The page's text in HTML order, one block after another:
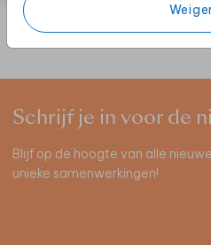
Schrijf je in voor de
Blijf op de hoogte van alle
unieke samenwerkingen!